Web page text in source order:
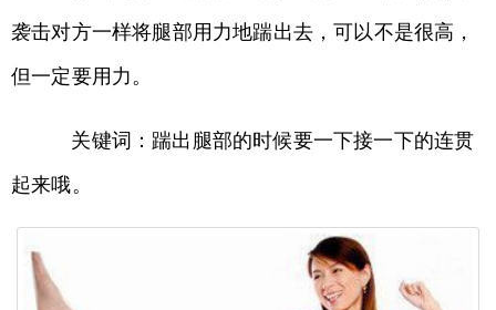
袭击对方一样将腿部用力地踹出去，可以不是很高，
但一定要用力。
关键词：踹出腿部的时候要一下接一下的连贯
起来哦。